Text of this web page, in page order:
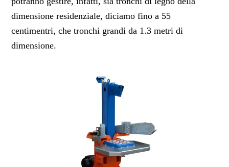
dimensione residenziale, diciamo fino a 55
centimentri, che tronchi grandi da 1.3 metri di
dimensione.